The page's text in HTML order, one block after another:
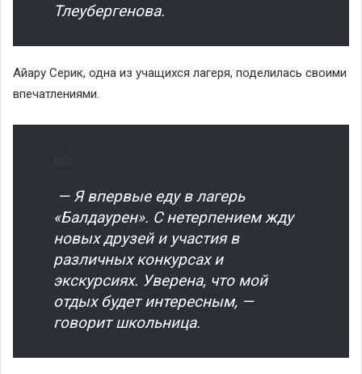
Тлеубергенова.
Айару Серик, одна из учащихся лагеря, поделилась своими
впечатлениями.
— Я впервые еду в лагерь
«Балдаурен». С нетерпением жду
новых друзей и участия в
различных конкурсах и
экскурсиях. Уверена, что мой
отдых будет интересным, —
говорит школьница.